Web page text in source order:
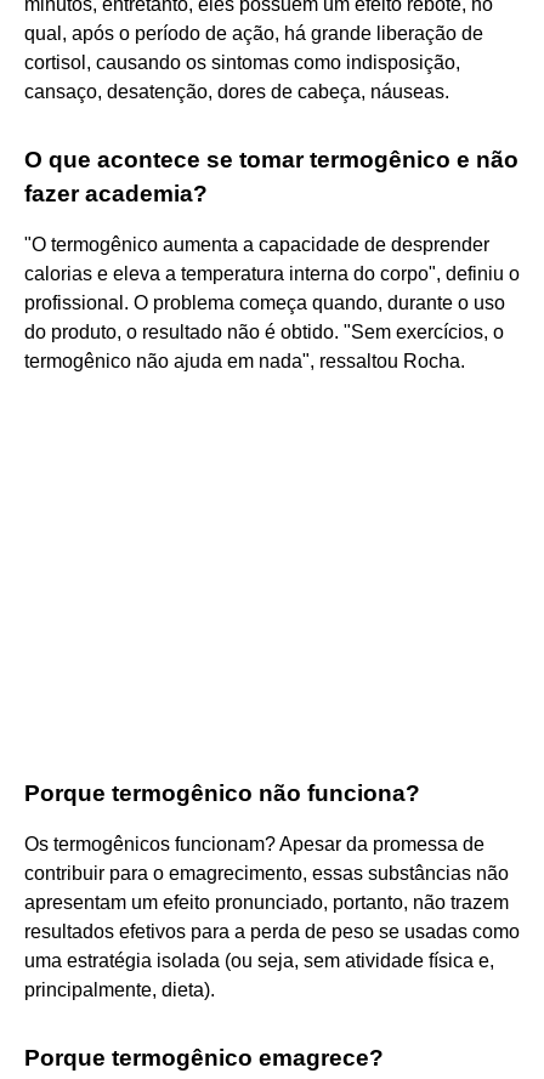
qual, após o período de ação, há grande liberação de
cortisol, causando os sintomas como indisposição,
cansaço, desatenção, dores de cabeça, náuseas.
O que acontece se tomar termogênico e não
fazer academia?
"O termogênico aumenta a capacidade de desprender
calorias e eleva a temperatura interna do corpo", definiu o
profissional. O problema começa quando, durante o uso
do produto, o resultado não é obtido. "Sem exercícios, o
termogênico não ajuda em nada", ressaltou Rocha.
Porque termogênico não funciona?
Os termogênicos funcionam? Apesar da promessa de
contribuir para o emagrecimento, essas substâncias não
apresentam um efeito pronunciado, portanto, não trazem
resultados efetivos para a perda de peso se usadas como
uma estratégia isolada (ou seja, sem atividade física e,
principalmente, dieta).
Porque termogênico emagrece?